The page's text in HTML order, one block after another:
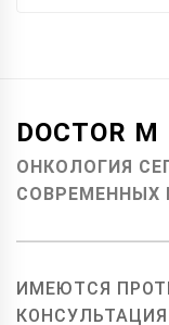
DOCTOR M
ОНКОЛОГИЯ
СОВРЕМЕННЫХ
ИМЕЮТСЯ